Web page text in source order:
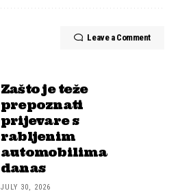
Leave a Comment
Zašto je teže
prepoznati
prijevare s
rabljenim
automobilima
danas
JULY 30, 2026